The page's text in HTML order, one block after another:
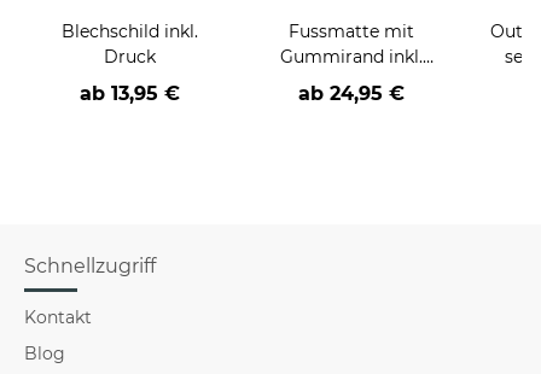
Blechschild inkl.
Druck
ab 13,95 €
Fussmatte mit
Gummirand inkl.
Druck
ab 24,95 €
Schnellzugriff
Kontakt
Blog